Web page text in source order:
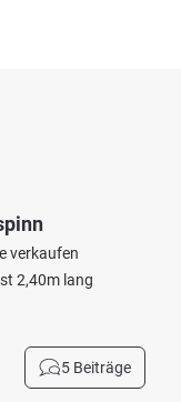
verkaufen
2,40m lang
5 Beiträge